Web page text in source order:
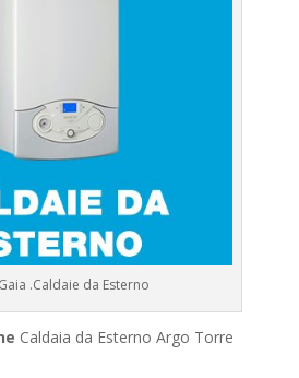
.Caldaie da Esterno
Caldaia da Esterno Argo Torre